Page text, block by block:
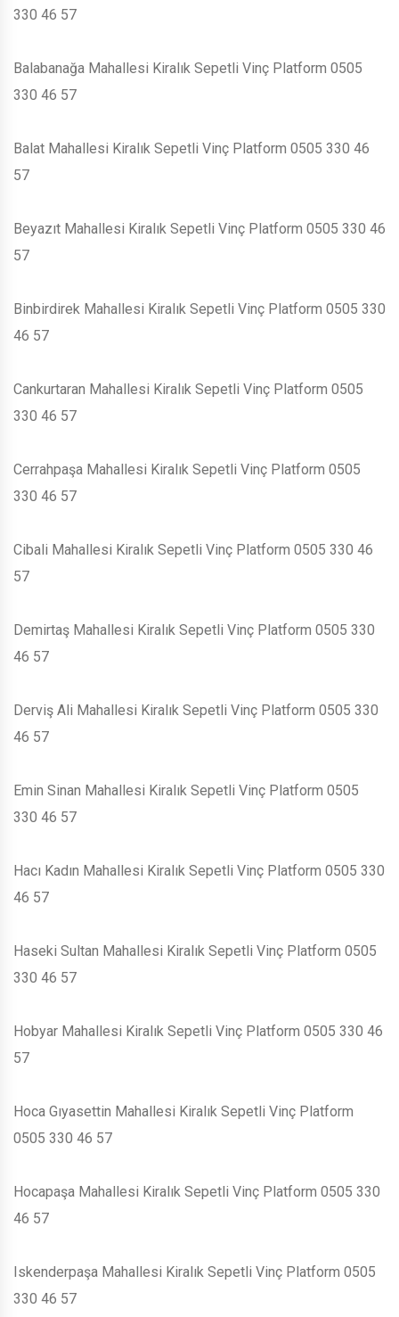
330 46 57
Balabanağa Mahallesi Kiralık Sepetli Vinç Platform 0505
330 46 57
Balat Mahallesi Kiralık Sepetli Vinç Platform 0505 330 46
57
Beyazıt Mahallesi Kiralık Sepetli Vinç Platform 0505 330 46
57
Binbirdirek Mahallesi Kiralık Sepetli Vinç Platform 0505 330
46 57
Cankurtaran Mahallesi Kiralık Sepetli Vinç Platform 0505
330 46 57
Cerrahpaşa Mahallesi Kiralık Sepetli Vinç Platform 0505
330 46 57
Cibali Mahallesi Kiralık Sepetli Vinç Platform 0505 330 46
57
Demirtaş Mahallesi Kiralık Sepetli Vinç Platform 0505 330
46 57
Derviş Ali Mahallesi Kiralık Sepetli Vinç Platform 0505 330
46 57
Emin Sinan Mahallesi Kiralık Sepetli Vinç Platform 0505
330 46 57
Hacı Kadın Mahallesi Kiralık Sepetli Vinç Platform 0505 330
46 57
Haseki Sultan Mahallesi Kiralık Sepetli Vinç Platform 0505
330 46 57
Hobyar Mahallesi Kiralık Sepetli Vinç Platform 0505 330 46
57
Hoca Gıyasettin Mahallesi Kiralık Sepetli Vinç Platform
0505 330 46 57
Hocapaşa Mahallesi Kiralık Sepetli Vinç Platform 0505 330
46 57
Iskenderpaşa Mahallesi Kiralık Sepetli Vinç Platform 0505
330 46 57